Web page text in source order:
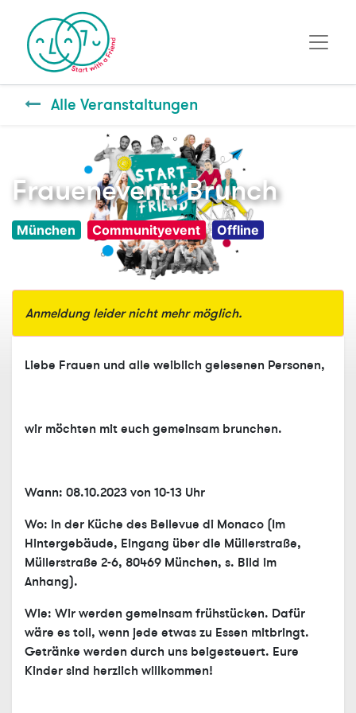
Alle Veranstaltungen
Frauenevent: Brunch
München Communityevent Offline
Anmeldung leider nicht mehr möglich.
Liebe Frauen und alle weiblich gelesenen Personen,
wir möchten mit euch gemeinsam brunchen.
Wann: 08.10.2023 von 10-13 Uhr
Wo: In der Küche des Bellevue di Monaco (Im
Hintergebäude, Eingang über die Müllerstraße,
Müllerstraße 2-6, 80469 München, s. Bild im
Anhang).
Wie: Wir werden gemeinsam frühstücken. Dafür
wäre es toll, wenn jede etwas zu Essen mitbringt.
Getränke werden durch uns beigesteuert. Eure
Kinder sind herzlich willkommen!